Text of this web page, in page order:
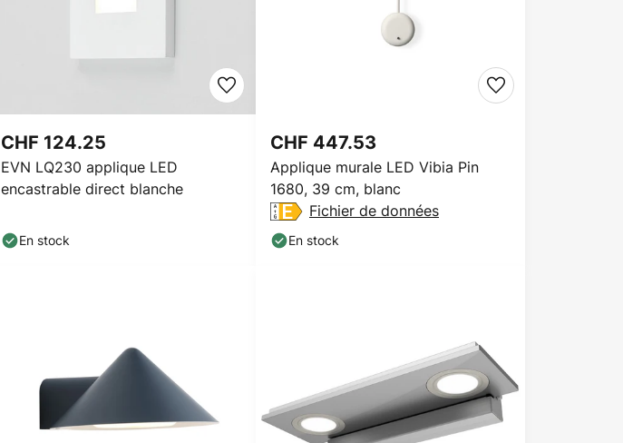
EVN LQ230 applique LED
encastrable direct blanche
CHF 124.25
En stock
Applique murale LED Vibia Pin
1680, 39 cm, blanc
CHF 447.53
Fichier de données
En stock